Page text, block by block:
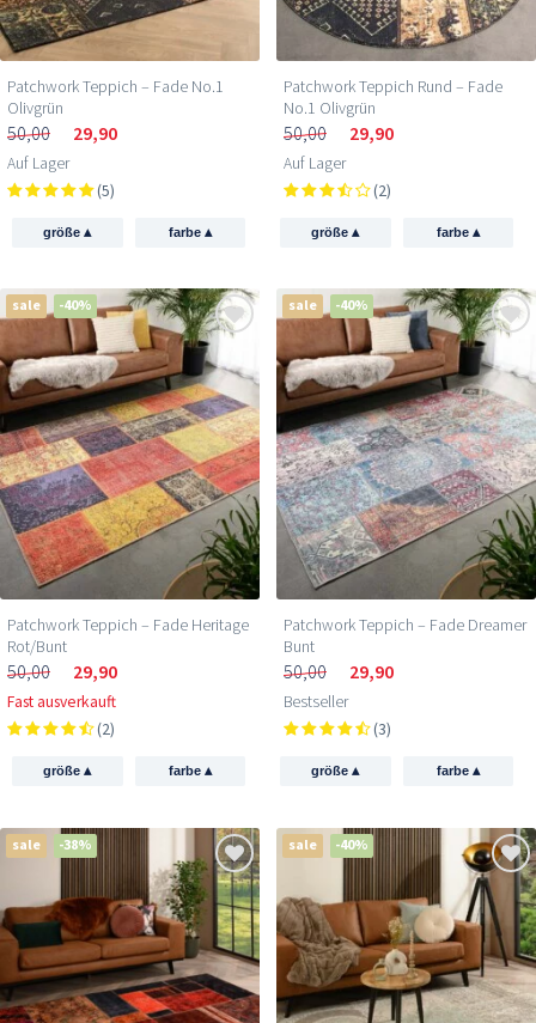
Patchwork Teppich – Fade No.1
Olivgrün
50,00 29,90
Auf Lager
(5)
größe▴ farbe ▴
Patchwork Teppich Rund – Fade
No.1 Olivgrün
50,00 29,90
Auf Lager
(2)
größe▴ farbe ▴
sale -40%
Patchwork Teppich – Fade Heritage
Rot/Bunt
50,00 29,90
Fast ausverkauft
(2)
größe▴ farbe ▴
sale -40%
Patchwork Teppich – Fade Dreamer
Bunt
50,00 29,90
Bestseller
(3)
größe▴ farbe ▴
sale -38% sale -40%